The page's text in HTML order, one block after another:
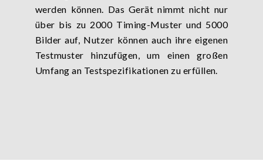
werden können. Das Gerät nimmt nicht nur
über bis zu 2000 Timing-Muster und 5000
Bilder auf, Nutzer können auch ihre eigenen
Testmuster hinzufügen, um einen großen
Umfang an Testspezifikationen zu erfüllen.